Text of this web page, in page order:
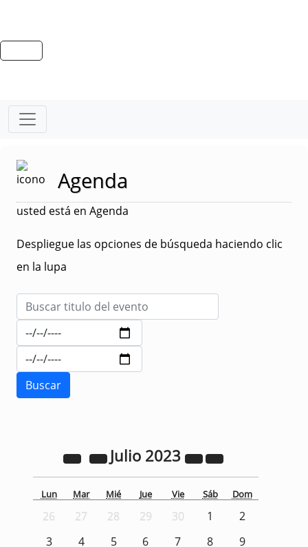
Agenda
usted está en Agenda
Despliegue las opciones de búsqueda haciendo clic
en la lupa
Julio 2023
Lun Mar Mié Jue Vie Sáb Dom
26 27 28 29 30 1
2
3
4 5 6 7 8
9